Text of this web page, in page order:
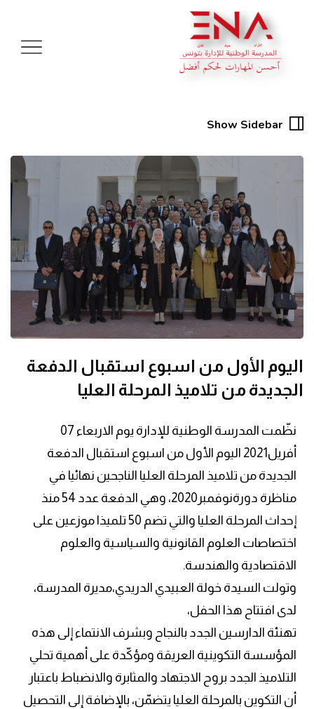
Show Sidebar
اليوم الأول من اسبوع استقبال الدفعة
الجديدة من تلاميذ المرحلة العليا
نظّمت المدرسة الوطنية للإدارة يوم الاربعاء 07
أفريل2021 اليوم الأول من اسبوع استقبال الدفعة
الجديدة من تلاميذ المرحلة العليا الناجحين نهائيا في
مناظرة دورةنوفمبر2020، وهي الدفعة عدد 54 منذ
إحداث المرحلة العليا والتي تضم 50 تلميذا موزعين على
اختصاصات العلوم القانونية والسياسية والعلوم
الاقتصادية والهندسة.
وتولت السيدة خولة العبيدي الدريدي،مديرة المدرسة،
لدى افتتاح هذا الحفل،
تهنئة الدارسين الجدد بالنجاح وبشرف الانتماء إلى هذه
المؤسسة التكوينية العريقة ومؤكّدة على أهمية تحلي
التلاميذ الجدد بروح الاجتهاد والمثابرة والانضباط باعتبار
أن التكوين بالمرحلة العليا يتضمّن، بالإضافة إلى التحصيل